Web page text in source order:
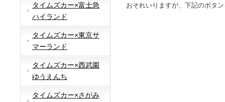
タイムズカー×富士急
ハイランド
タイムズカー×東京サ
マーランド
タイムズカー×西武園
ゆうえんち
タイムズカー×さがみ
おそれいりますが、下記のボタ